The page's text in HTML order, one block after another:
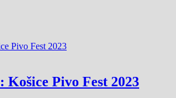
Košice Pivo Fest 2023